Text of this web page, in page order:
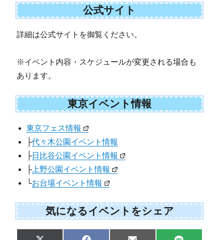
公式サイト
詳細は公式サイトを御覧ください。
※イベント内容・スケジュールが変更される場合も
あります。
東京イベント情報
東京フェス情報
├代々木公園イベント情報
├日比谷公園イベント情報
├上野公園イベント情報
└お台場イベント情報
気になるイベントをシェア